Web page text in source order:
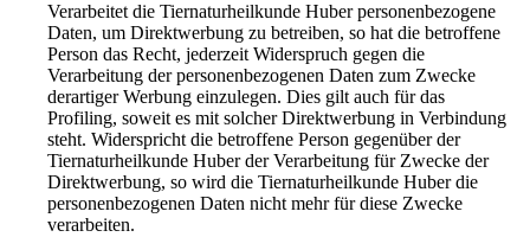
Verarbeitet die Tiernaturheilkunde Huber personenbezogene
Daten, um Direktwerbung zu betreiben, so hat die betroffene
Person das Recht, jederzeit Widerspruch gegen die
Verarbeitung der personenbezogenen Daten zum Zwecke
derartiger Werbung einzulegen. Dies gilt auch für das
Profiling, soweit es mit solcher Direktwerbung in Verbindung
steht. Widerspricht die betroffene Person gegenüber der
Tiernaturheilkunde Huber der Verarbeitung für Zwecke der
Direktwerbung, so wird die Tiernaturheilkunde Huber die
personenbezogenen Daten nicht mehr für diese Zwecke
verarbeiten.